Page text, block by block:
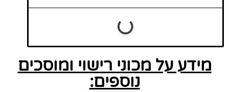
מידע על מכוני רישוי ומוסכים
נוספים: